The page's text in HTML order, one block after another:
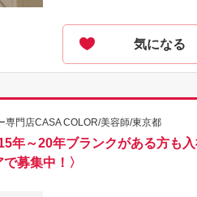
気になる
門店CASA COLOR/美容師/東京都
～20年ブランクがある方も
募集中！〉